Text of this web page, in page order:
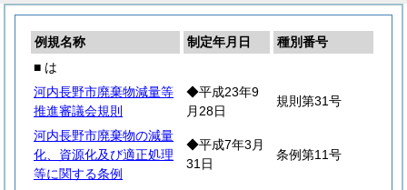
例規名称 制定年月日
種別番号
■ は
河内長野市廃棄物減量等
推進審議会規則
◆平成23年9
月28日
規則第31号
河内長野市廃棄物の減量
化、資源化及び適正処理
等に関する条例
◆平成7年3月
31日
条例第11号